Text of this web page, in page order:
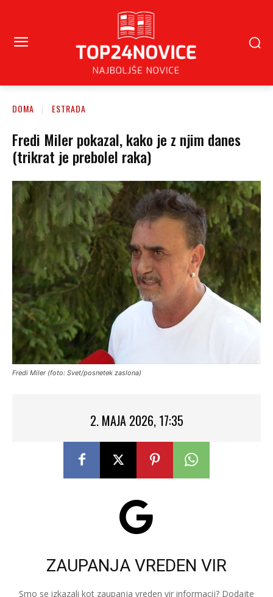
DOMA ESTRADA
Fredi Miler pokazal, kako je z njim danes
(trikrat je prebolel raka)
Fredi Miler (foto: Svet/posnetek zaslona)
2. MAJA 2026, 17:35
ZAUPANJA VREDEN VIR
Smo se izkazali kot zaupanja vreden vir informacij? Dodajte